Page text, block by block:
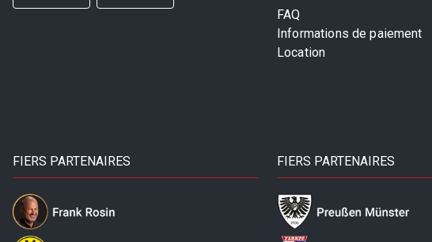
FAQ
Informations de paiement
Location
FIERS PARTENAIRES FIERS PARTENAIRES